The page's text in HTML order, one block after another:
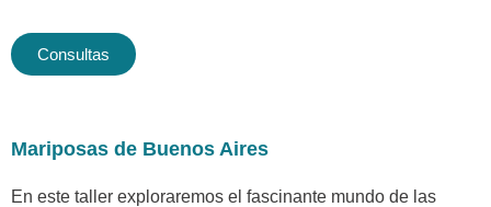
Consultas
Mariposas de Buenos Aires
En este taller exploraremos el fascinante mundo de las